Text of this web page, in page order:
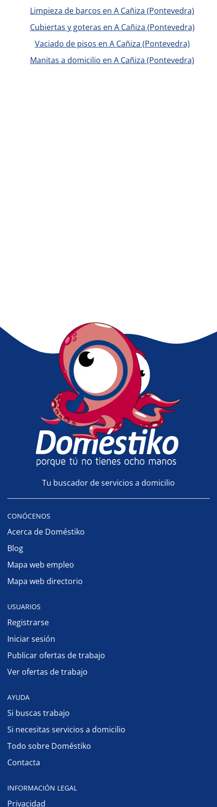
Limpieza de barcos en A Cañiza (Pontevedra)
Cubiertas y goteras en A Cañiza (Pontevedra)
Vaciado de pisos en A Cañiza (Pontevedra)
Manitas a domicilio en A Cañiza (Pontevedra)
Tu buscador de servicios a domicilio
CONÓCENOS
Acerca de Doméstiko
Blog
Mapa web empleo
Mapa web directorio
USUARIOS
Registrarse
Iniciar sesión
Publicar ofertas de trabajo
Ver ofertas de trabajo
AYUDA
Si buscas trabajo
Si necesitas servicios a domicilio
Todo sobre Doméstiko
Contacta
INFORMACIÓN LEGAL
Privacidad